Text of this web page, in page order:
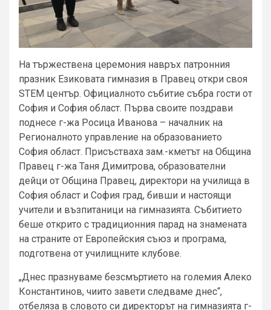
На тържествена церемония навръх патронния
празник Езиковата гимназия в Правец откри своя
STEM център. Официалното събитие събра гости от
София и София област. Първа своите поздрави
поднесе г-жа Росица Иванова – началник на
Регионалното управление на образованието
София област. Присъстваха зам.-кметът на Община
Правец г-жа Таня Димитрова, образователни
дейци от Община Правец, директори на училища в
София област и София град, бивши и настоящи
учители и възпитаници на гимназията. Събитието
беше открито с традиционния парад на знамената
на страните от Европейския съюз и програма,
подготвена от училищните клубове.
„Днес празнуваме безсмъртието на големия Алеко
Константинов, чиито завети следваме днес“,
отбеляза в словото си директорът на гимназията г-